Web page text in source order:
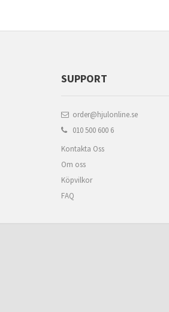
SUPPORT
order@hjulonline.se
010 500 600 6
Kontakta Oss
Om oss
Köpvilkor
FAQ